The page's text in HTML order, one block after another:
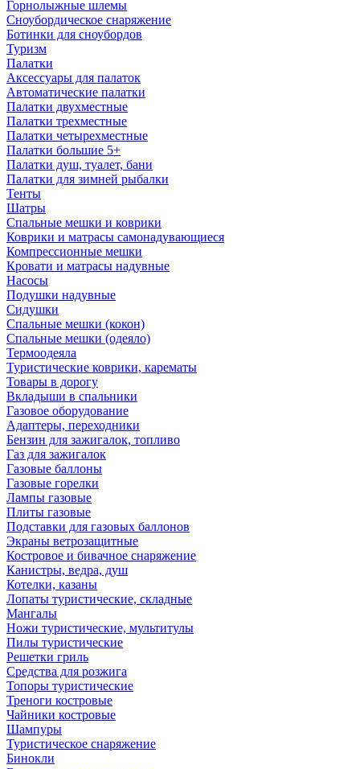
Горнолыжные шлемы
Сноубордическое снаряжение
Ботинки для сноубордов
Туризм
Палатки
Аксессуары для палаток
Автоматические палатки
Палатки двухместные
Палатки трехместные
Палатки четырехместные
Палатки большие 5+
Палатки душ, туалет, бани
Палатки для зимней рыбалки
Тенты
Шатры
Спальные мешки и коврики
Коврики и матрасы самонадувающиеся
Компрессионные мешки
Кровати и матрасы надувные
Насосы
Подушки надувные
Сидушки
Спальные мешки (кокон)
Спальные мешки (одеяло)
Термоодеяла
Туристические коврики, карематы
Товары в дорогу
Вкладыши в спальники
Газовое оборудование
Адаптеры, переходники
Бензин для зажигалок, топливо
Газ для зажигалок
Газовые баллоны
Газовые горелки
Лампы газовые
Плиты газовые
Подставки для газовых баллонов
Экраны ветрозащитные
Костровое и бивачное снаряжение
Канистры, ведра, душ
Котелки, казаны
Лопаты туристические, складные
Мангалы
Ножи туристические, мультитулы
Пилы туристические
Решетки гриль
Средства для розжига
Топоры туристические
Треноги костровые
Чайники костровые
Шампуры
Туристическое снаряжение
Бинокли